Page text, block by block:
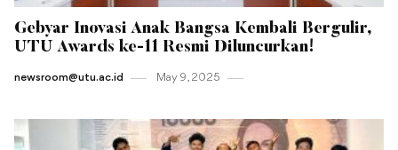
Gebyar Inovasi Anak Bangsa Kembali Bergulir,
UTU Awards ke-11 Resmi Diluncurkan!
newsroom@utu.ac.id May 9 , 2025